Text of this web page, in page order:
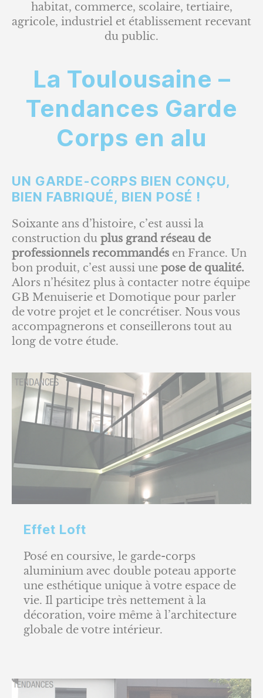
habitat, commerce, scolaire, tertiaire,
agricole, industriel et établissement recevant
du public.
La Toulousaine –
Tendances Garde
Corps en alu
UN GARDE-CORPS BIEN CONÇU,
BIEN FABRIQUÉ, BIEN POSÉ !
Soixante ans d’histoire, c’est aussi la
construction du plus grand réseau de
professionnels recommandés en France. Un
bon produit, c’est aussi une pose de qualité.
Alors n’hésitez plus à contacter notre équipe
GB Menuiserie et Domotique pour parler
de votre projet et le concrétiser. Nous vous
accompagnerons et conseillerons tout au
long de votre étude.
Effet Loft
Posé en coursive, le garde-corps
aluminium avec double poteau apporte
une esthétique unique à votre espace de
vie. Il participe très nettement à la
décoration, voire même à l’architecture
globale de votre intérieur.